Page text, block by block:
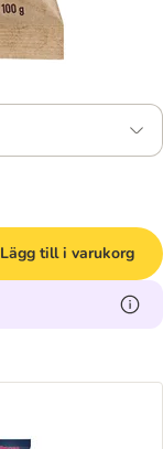
Lägg till i varukorg